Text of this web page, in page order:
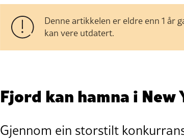
Denne artikkelen er eldre enn 1 år
kan vere utdatert.
Fjord kan hamna i New
Gjennom ein storstilt